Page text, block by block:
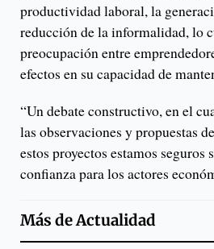
productividad laboral, la
reducción de la informalidad, lo
preocupación entre
efectos en su capacidad de
“Un debate constructivo, en el
las observaciones y propuestas
estos proyectos estamos seguros
confianza para los actores
Más deActualidad